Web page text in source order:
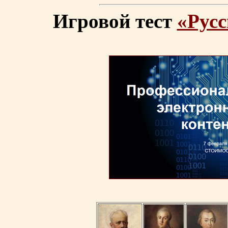
Игровой тест